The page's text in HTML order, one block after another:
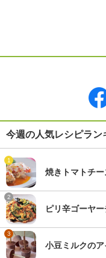
今週の人気レシピラン
1
焼きトマトチ
2
ピリ辛ゴーヤ
3
小豆ミルクの